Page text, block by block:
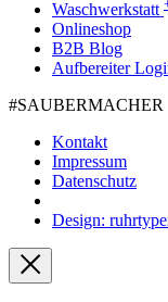
Waschwerkstatt
Onlineshop
B2B Blog
Aufbereiter
#SAUBER­MACHER
Kontakt
Impressum
Datenschutz
Design: